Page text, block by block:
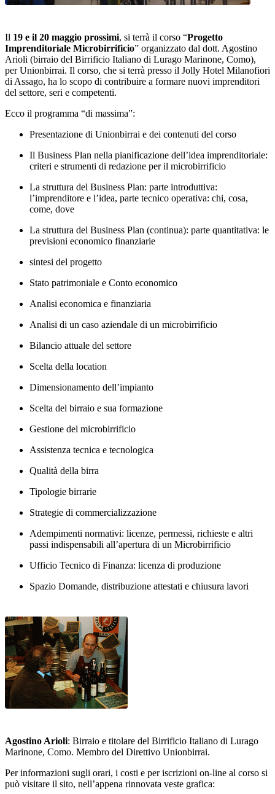
Il 19 e il 20 maggio prossimi, si terrà il corso “Progetto
Imprenditoriale Microbirrificio” organizzato dal dott. Agostino
Arioli (birraio del Birrificio Italiano di Lurago Marinone, Como),
per Unionbirrai. Il corso, che si terrà presso il Jolly Hotel Milanofiori
di Assago, ha lo scopo di contribuire a formare nuovi imprenditori
del settore, seri e competenti.
Ecco il programma “di massima”:
Presentazione di Unionbirrai e dei contenuti del corso
Il Business Plan nella pianificazione dell’idea imprenditoriale:
criteri e strumenti di redazione per il microbirrificio
La struttura del Business Plan: parte introduttiva:
l’imprenditore e l’idea, parte tecnico operativa: chi, cosa,
come, dove
La struttura del Business Plan (continua): parte quantitativa: le
previsioni economico finanziarie
sintesi del progetto
Stato patrimoniale e Conto economico
Analisi economica e finanziaria
Analisi di un caso aziendale di un microbirrificio
Bilancio attuale del settore
Scelta della location
Dimensionamento dell’impianto
Scelta del birraio e sua formazione
Gestione del microbirrificio
Assistenza tecnica e tecnologica
Qualità della birra
Tipologie birrarie
Strategie di commercializzazione
Adempimenti normativi: licenze, permessi, richieste e altri
passi indispensabili all’apertura di un Microbirrificio
Ufficio Tecnico di Finanza: licenza di produzione
Spazio Domande, distribuzione attestati e chiusura lavori
Agostino Arioli: Birraio e titolare del Birrificio Italiano di Lurago
Marinone, Como. Membro del Direttivo Unionbirrai.
Per informazioni sugli orari, i costi e per iscrizioni on-line al corso si
può visitare il sito, nell’appena rinnovata veste grafica: